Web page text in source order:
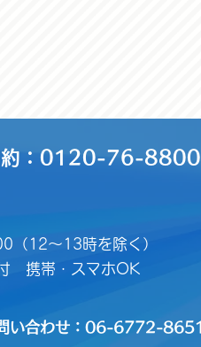
約：0120-76-8800
（12～13時を除く）
携帯・スマホOK
い合わせ：06-6772-8651